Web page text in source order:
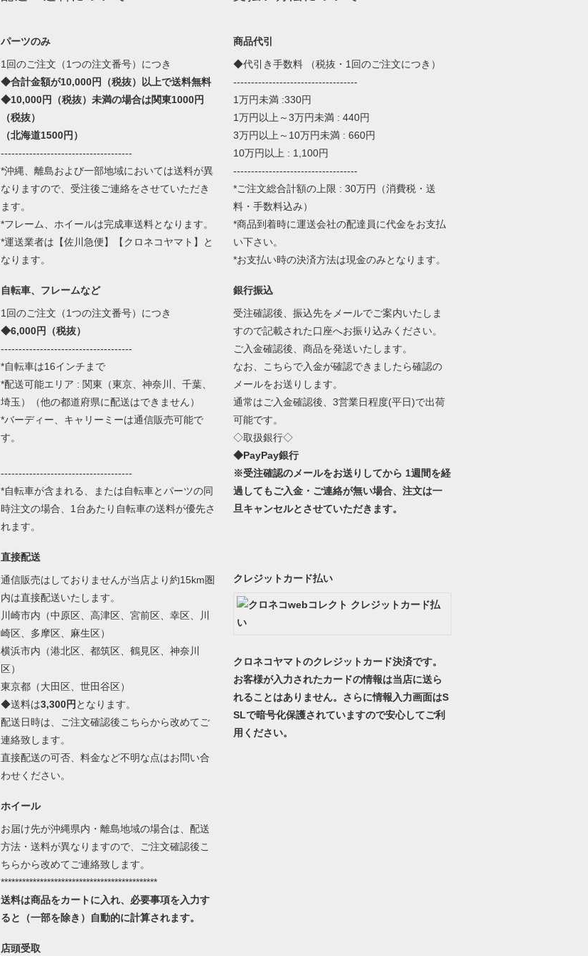
パーツのみ
1回のご注文（1つの注文番号）につき
◆合計金額が10,000円（税抜）以上で送料無料
◆10,000円（税抜）未満の場合は関東1000円
（税抜）
（北海道1500円）
-------------------------------------
*沖縄、離島および一部地域においては送料が異
なりますので、受注後ご連絡をさせていただき
ます。
*フレーム、ホイールは完成車送料となります。
*運送業者は【佐川急便】【クロネコヤマト】と
なります。
自転車、フレームなど
1回のご注文（1つの注文番号）につき
◆6,000円（税抜）
-------------------------------------
*自転車は16インチまで
*配送可能エリア : 関東（東京、神奈川、千葉、
埼玉）（他の都道府県に配送はできません）
*バーディー、キャリーミーは通信販売可能で
す。
-------------------------------------
*自転車が含まれる、または自転車とパーツの同
時注文の場合、1台あたり自転車の送料が優先さ
れます。
直接配送
通信販売はしておりませんが当店より約15km圏
内は直接配送いたします。
川崎市内（中原区、高津区、宮前区、幸区、川
崎区、多摩区、麻生区）
横浜市内（港北区、都筑区、鶴見区、神奈川
区）
東京都（大田区、世田谷区）
◆送料は3,300円 となります。
配送日時は、ご注文確認後こちらから改めてご
連絡致します。
直接配送の可否、料金など不明な点はお問い合
わせください。
ホイール
お届け先が沖縄県内・離島地域の場合は、配送
方法・送料が異なりますので、ご注文確認後こ
ちらから改めてご連絡致します。
********************************************
送料は商品をカートに入れ、必要事項を入力す
ると（一部を除き）自動的に計算されます。
店頭受取
商品代引
◆代引き手数料 （税抜・1回のご注文につき）
-----------------------------------
1万円未満 :330円
1万円以上～3万円未満 : 440円
3万円以上～10万円未満 : 660円
10万円以上 : 1,100円
-----------------------------------
*ご注文総合計額の上限 : 30万円（消費税・送
料・手数料込み）
*商品到着時に運送会社の配達員に代金をお支払
い下さい。
*お支払い時の決済方法は現金のみとなります。
銀行振込
受注確認後、振込先をメールでご案内いたしま
すので記載された口座へお振り込みください。
ご入金確認後、商品を発送いたします。
なお、こちらで入金が確認できましたら確認の
メールをお送りします。
通常はご入金確認後、3営業日程度(平日)で出荷
可能です。
◇取扱銀行◇
◆PayPay銀行
※受注確認のメールをお送りしてから 1週間を経
過してもご入金・ご連絡が無い場合、注文は一
旦キャンセルとさせていただきます。
クレジットカード払い
クロネコヤマトのクレジットカード決済です。
お客様が入力されたカードの情報は当店に送ら
れることはありません。さらに情報入力画面はS
SLで暗号化保護されていますので安心してご利
用ください。